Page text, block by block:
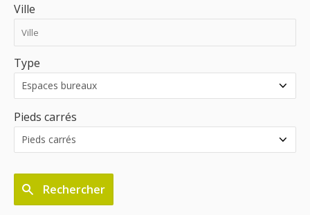
Ville
Type
Pieds carrés
Rechercher